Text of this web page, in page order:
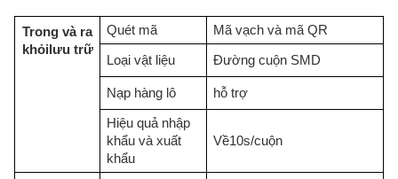
Trong và ra
khỏi lưu trữ
Quét mã Mã vạch và mã QR
Loại vật liệu Đường cuộn SMD
Nạp hàng lô hỗ trợ
Hiệu quả nhập
khẩu và xuất
khẩu
Về10s/cuộn